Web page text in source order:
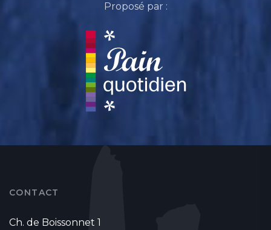
Proposé par :
CONTACT
Ch. de Boissonnet 1